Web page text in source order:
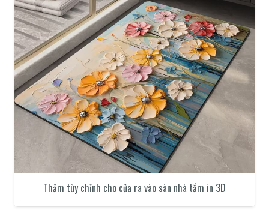
Thảm tùy chỉnh cho cửa ra vào sàn nhà tắm in 3D